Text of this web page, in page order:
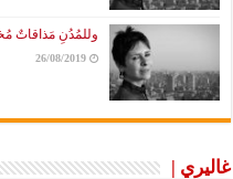
وللمُدُنِ مَذاقاتٌ
26/08/2019
غاليري |